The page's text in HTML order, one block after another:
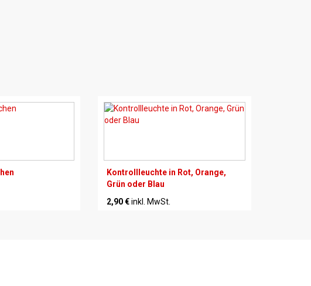
Kontrollleuchte in Rot, Orange,
Grün oder Blau
2,90 € inkl. MwSt.